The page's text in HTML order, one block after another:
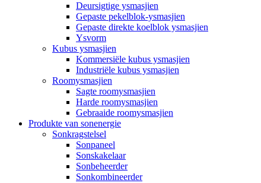
Deursigtige ysmasjien
Gepaste pekelblok-ysmasjien
Gepaste direkte koelblok ysmasjien
Ysvorm
Kubus ysmasjien
Kommersiële kubus ysmasjien
Industriële kubus ysmasjien
Roomysmasjien
Sagte roomysmasjien
Harde roomysmasjien
Gebraaide roomysmasjien
Produkte van sonenergie
Sonkragstelsel
Sonpaneel
Sonskakelaar
Sonbeheerder
Sonkombineerder